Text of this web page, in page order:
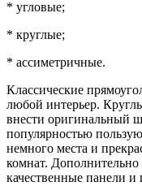
* угловые;
* круглые;
* ассиметричные.
Классические
любой интерьер.
внести оригинальный
популярностью
немного места и
комнат.
качественные панели